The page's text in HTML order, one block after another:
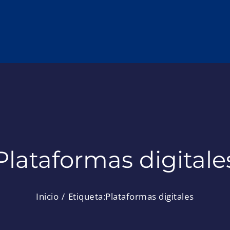
Inicio Etiqueta:Plataformas digitales